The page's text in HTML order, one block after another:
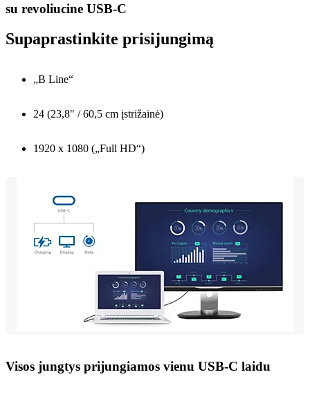
su revoliucine USB-C
Supaprastinkite prisijungimą
„B Line“
24 (23,8" / 60,5 cm įstrižainė)
1920 x 1080 („Full HD“)
Visos jungtys prijungiamos vienu USB-C laidu